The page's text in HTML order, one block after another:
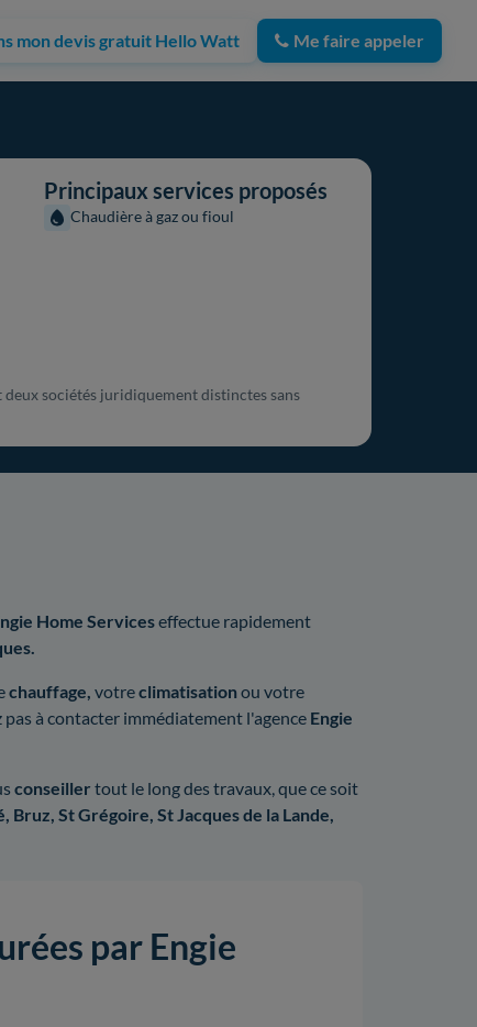
mon devis gratuit Hello Watt Me faire appeler
Principaux services proposés
Chaudière à gaz ou fioul
deux sociétés juridiquement distinctes sans
Home Serviceseffectue rapidement
chauffage, votreclimatisation ou votre
pas à contacter immédiatement l'agence Engie
conseiller tout le long des travaux, que ce soit
Bruz, St Grégoire, St Jacques de la Lande,
par Engie